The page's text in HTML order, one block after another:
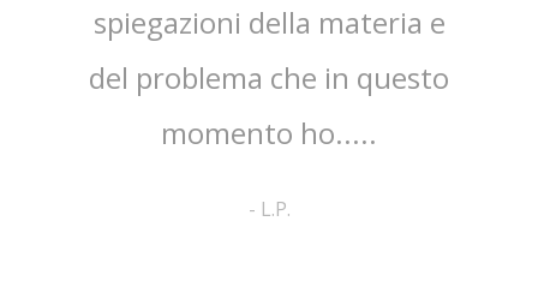
spiegazioni della materia e
del problema che in questo
momento ho.....
- L.P.